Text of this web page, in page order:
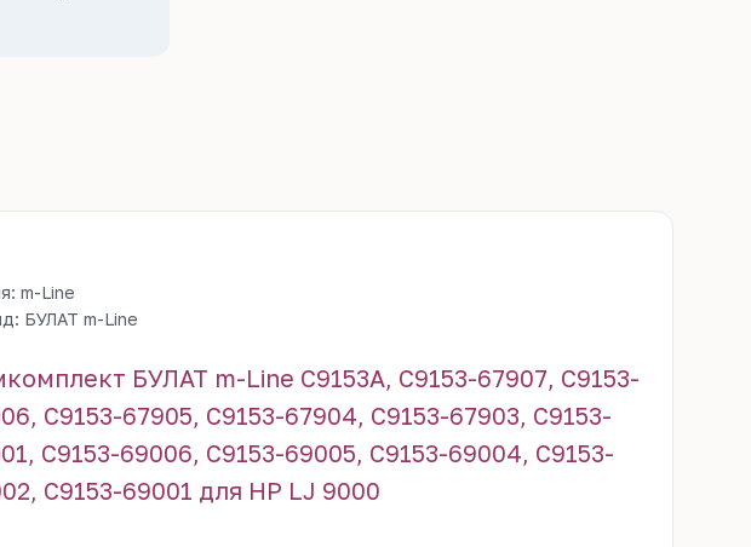
m-Line
БУЛАТ m-Line
БУЛАТ m-Line C9153A, C9153-67907, C9153-
C9153-67905, C9153-67904, C9153-67903, C9153-
C9153-69006, C9153-69005, C9153-69004, C9153-
C9153-69001 для HP LJ 9000